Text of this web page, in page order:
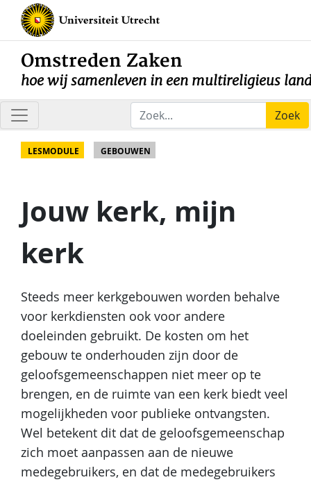
Omstreden Zaken
hoe wij samenleven in een multireligieus
Zoek
LESMODULE GEBOUWEN
Jouw kerk, mijn
kerk
Steeds meer kerkgebouwen worden behalve
voor kerkdiensten ook voor andere
doeleinden gebruikt. De kosten om het
gebouw te onderhouden zijn door de
geloofsgemeenschappen niet meer op te
brengen, en de ruimte van een kerk biedt veel
mogelijkheden voor publieke ontvangsten.
Wel betekent dit dat de geloofsgemeenschap
zich moet aanpassen aan de nieuwe
medegebruikers, en dat de medegebruikers